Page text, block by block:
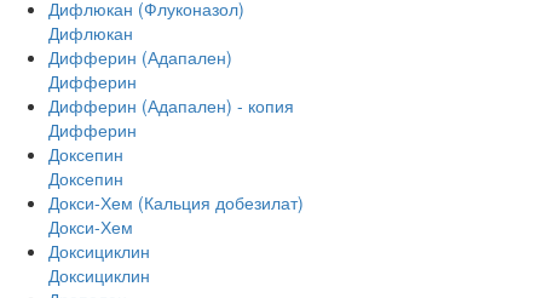
Дифлюкан (Флуконазол)
Дифлюкан
Дифферин (Адапален)
Дифферин
Дифферин (Адапален) - копия
Дифферин
Доксепин
Доксепин
Докси-Хем (Кальция добезилат)
Докси-Хем
Доксициклин
Доксициклин